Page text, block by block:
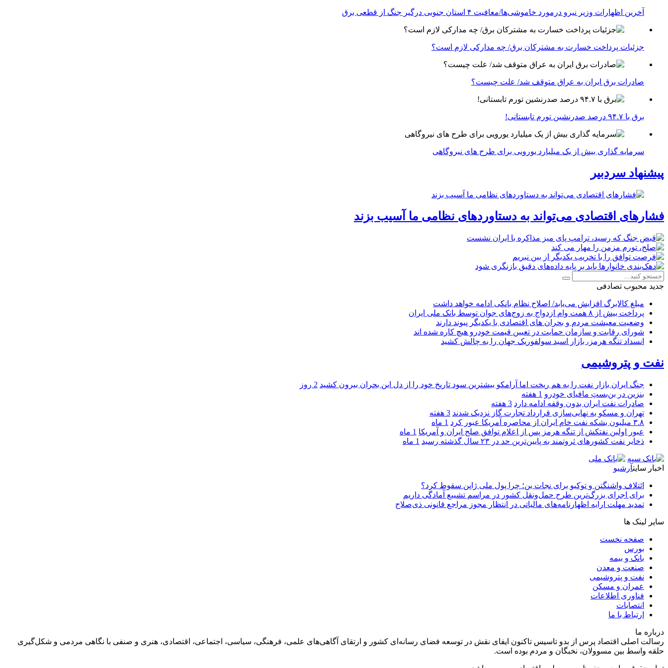
آخرین اظهارات وزیر نیرو درمورد خاموشی‌ها/معافیت ۴ استان جنوبی درگیر جنگ از قطعی برق
جزئیات پرداخت خسارت به مشترکان برق/ چه مدارکی لازم است؟
صادرات برق ایران به عراق متوقف شد/ علت چیست؟
برق با ۹۴.۷ درصد صدرنشین تورم تابستانی!
سرمایه گذاری بیش از یک میلیارد یورویی برای طرح های نیروگاهی
پیشنهاد سردبیر
فشارهای اقتصادی می‌تواند به دستاوردهای نظامی ما آسیب بزند
جدید محبوب تصادفی
مبلغ کالابرگ افزایش می‌یابد/ اصلاح نظام بانکی ادامه خواهد داشت
پرداخت بیش از ۸ همت وام ازدواج به زوج‌های جوان توسط بانک ملی ایران
وضعیت معیشت مردم و بحران های اقتصادی با یکدیگر پیوند دارند
شورای رقابت و سازمان حمایت در تعیین قیمت خودرو هیچ کاره شده اند
انسداد تنگه هرمز، بازار اسید سولفوریک جهان را به چالش کشید
نفت و پتروشیمی
جنگ ایران بازار نفت را به هم ریخت اما آرامکو بیشترین سود تاریخ خود را از دل این بحران بیرون کشید 2 روز
بنزین در بن‌بستِ مافیای خودرو 1 هفته
صادرات نفت ایران بدون وقفه ادامه دارد 3 هفته
تهران و مسکو به نهایی‌سازی قرارداد تجارت گاز نزدیک شدند 3 هفته
۳.۸ میلیون بشکه نفت خام ایران از محاصره آمریکا عبور کرد
1 ماه
عبور اولین نفتکش از تنگه هرمز پس از اعلام توافق صلح ایران و آمریکا 1 ماه
ذخایر نفت کشورهای ثروتمند به پایین‌ترین حد در ۲۳ سال گذشته رسید
1 ماه
اخبار سایتآرشیو
ائتلاف واشنگتن و توکیو برای نجات ین؛ چرا پول ملی ژاپن سقوط کرد؟
برای اجرای بزرگ‌ترین طرح حمل‌ونقل کشور در مراسم تشییع آمادگی داریم
تمدید مهلت ارایه اظهارنامه‌های مالیاتی در انتظار مجوز مراجع قانونی ذی‌‏صلاح
سایر لینک ها
صفحه نخست
بورس
بانک و بیمه
صنعت و معدن
نفت و پتروشیمی
عمران و مسکن
فناوری اطلاعات
انتصابات
ارتباط با ما
درباره ما
رسالت اصلی اقتصاد پرس از بدو تاسیس تاکنون ایفای نقش در توسعه فضای رسانه‌ای کشور و ارتقای آگاهی‌های علمی، فرهنگی، سیاسی، اجتماعی، اقتصادی، هنری و صنفی با نگاهی مردمی و شکل‌گیری
حلقه واسط بین مسوولان، نخبگان و مردم بوده است.